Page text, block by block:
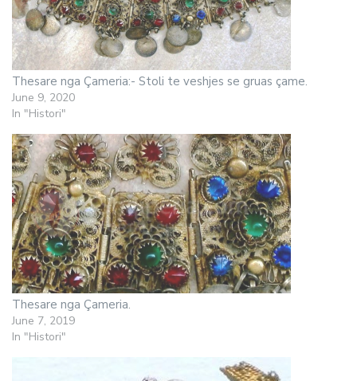
Thesare nga Çameria:- Stoli te veshjes se gruas çame.
June 9, 2020
In "Histori"
Thesare nga Çameria.
June 7, 2019
In "Histori"